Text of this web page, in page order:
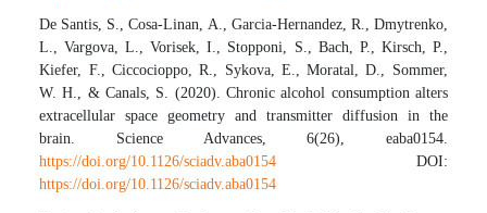
De Santis, S., Cosa-Linan, A., Garcia-Hernandez, R., Dmytrenko,
L., Vargova, L., Vorisek, I., Stopponi, S., Bach, P., Kirsch, P.,
Kiefer, F., Ciccocioppo, R., Sykova, E., Moratal, D., Sommer,
W. H., & Canals, S. (2020). Chronic alcohol consumption alters
extracellular space geometry and transmitter diffusion in the
brain. Science Advances, 6(26), eaba0154.
https://doi.org/10.1126/sciadv.aba0154 DOI:
https://doi.org/10.1126/sciadv.aba0154